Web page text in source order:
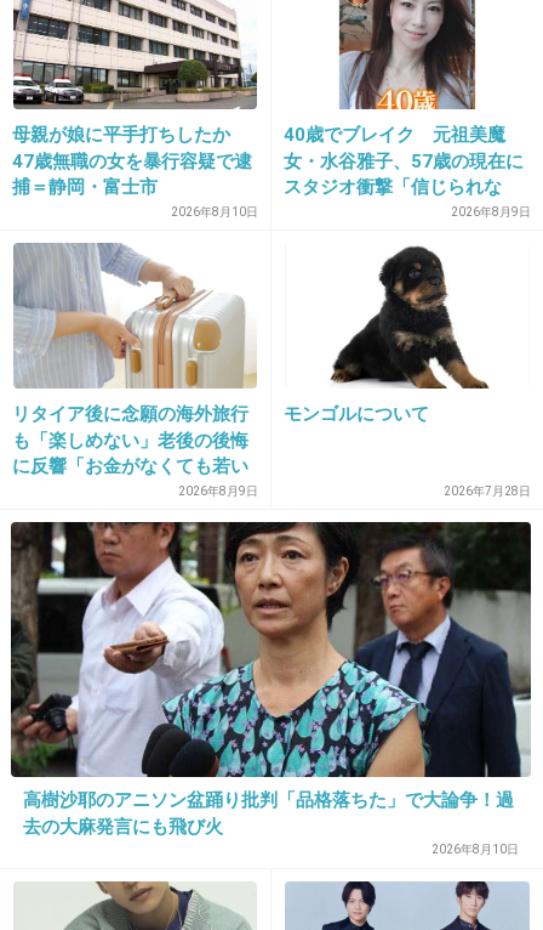
34. 匿名2026/07/08(水) 10:20:21
番組によるけど、かなり出演者がかたよって
る、同じような人達で固められてたり不信感で
怖くなる時あるよ
+19 -0
35. 匿名 2026/07/08(水) 10:20:40
『日本』を見て放送しろ
+20
36. 匿名2026/07/08(水) 10:20:49
国民から受信料を徴収しといて韓国アゲ日本サ
ゲするって嫌がらせじゃん。金を払う価値をこ
れっぽっちも感じない。
1件の返信
+39
37. 匿名2026/07/08(水) 10:21:06
あきない世傳 金と銀シリーズ地上波で再放送してほしい
+2 -1
母親が娘に平手打ちしたか
47歳無職の女を暴行容疑で逮
捕＝静岡・富士市
2026年8月10日
40歳でブレイク 元祖美魔
女・水谷雅子、57歳の現在に
スタジオ衝撃「信じられな
い」「やっぱすごいね」2026年8月9日
リタイア後に念願の海外旅行
も「楽しめない」老後の後悔
に反響「お金がなくても若い
うちに？」50代以上の切実な
声
2026年8月9日
モンゴルについて
2026年7月28日
高樹沙耶のアニソン盆踊り批判「品格落ちた」で大論争！過
去の大麻発言にも飛び火
2026年8月10日